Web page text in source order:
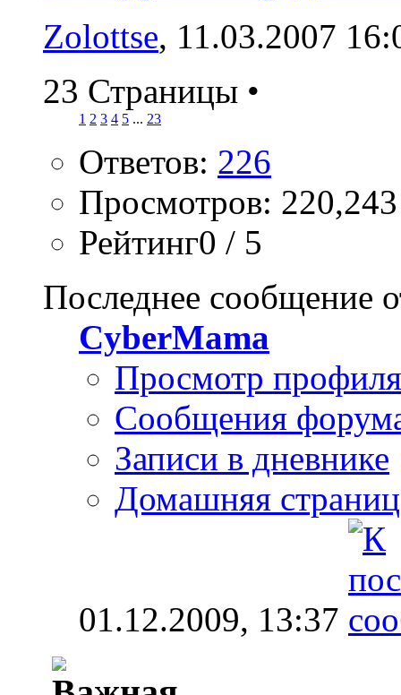
Zolottse, 11.03.2007
23 Страницы •
1 2 3 4 5 ... 23
Ответов: 226
Просмотров: 220,243
Рейтинг0 / 5
Последнее сообщение
CyberMama
Просмотр профиля
Сообщения
Записи в дневнике
Домашняя
01.12.2009, 13:37